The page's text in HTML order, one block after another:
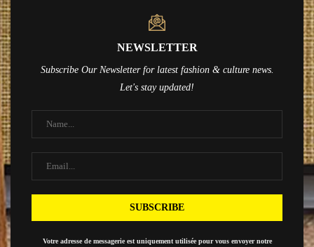
NEWSLETTER
Subscribe Our Newsletter for latest fashion & culture news.
Let's stay updated!
Votre adresse de messagerie est uniquement utilisée pour vous envoyer notre